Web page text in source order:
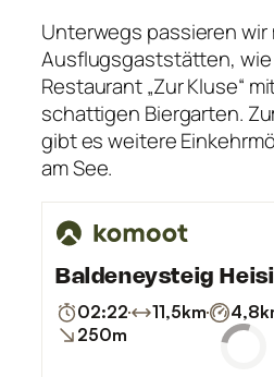
Unterwegs passieren wir
Ausflugsgaststätten, wie
Restaurant „Zur Kluse“
schattigen Biergarten.
gibt es weitere
am See.